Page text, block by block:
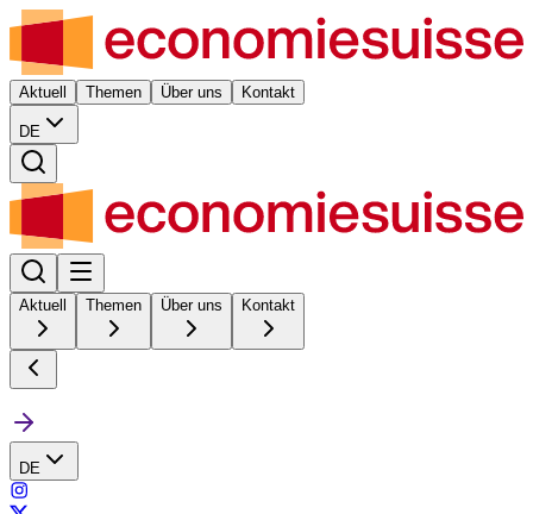
Aktuell Themen Über uns Kontakt
DE
Aktuell Themen Über uns Kontakt
DE